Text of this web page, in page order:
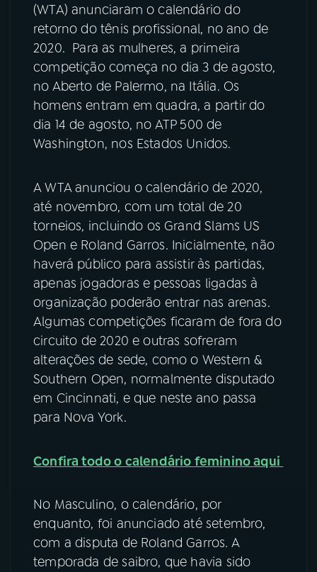
08 FESTIVAL DE MÚSICA
ACOMPANHE A RÁDIO NACIONAL
YouTube Facebook
Instagram X
(WTA) anunciaram o calendário do
retorno do tênis profissional, no ano de
2020. Para as mulheres, a primeira
competição começa no dia 3 de agosto,
no Aberto de Palermo, na Itália. Os
homens entram em quadra, a partir do
dia 14 de agosto, no ATP 500 de
Washington, nos Estados Unidos.
A WTA anunciou o calendário de 2020,
até novembro, com um total de 20
torneios, incluindo os Grand Slams US
Open e Roland Garros. Inicialmente, não
haverá público para assistir às partidas,
apenas jogadoras e pessoas ligadas à
organização poderão entrar nas arenas.
Algumas competições ficaram de fora do
circuito de 2020 e outras sofreram
alterações de sede, como o Western &
Southern Open, normalmente disputado
em Cincinnati, e que neste ano passa
para Nova York.
Confira todo o calendário feminino aqui
No Masculino, o calendário, por
enquanto, foi anunciado até setembro,
com a disputa de Roland Garros. A
temporada de saibro, que havia sido